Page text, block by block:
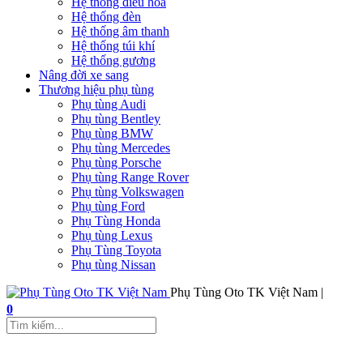
Hệ thống đèn
Hệ thống âm thanh
Hệ thống túi khí
Hệ thống gương
Nâng đời xe sang
Thương hiệu phụ tùng
Phụ tùng Audi
Phụ tùng Bentley
Phụ tùng BMW
Phụ tùng Mercedes
Phụ tùng Porsche
Phụ tùng Range Rover
Phụ tùng Volkswagen
Phụ tùng Ford
Phụ Tùng Honda
Phụ tùng Lexus
Phụ Tùng Toyota
Phụ tùng Nissan
Phụ Tùng Oto TK Việt Nam |
0